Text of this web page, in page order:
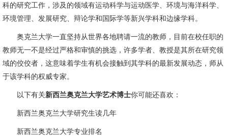
科的研究工作，涉及的领域有运动科学与运动医学、环境与海洋科学、
环境管理、发展研究、辩论学和国际学等新兴学科和边缘学科。
奥克兰大学一直坚持从世界各地聘请一流的教师，目前在校任职的
教师无一不是经过严格和审慎的挑选，许多学者、教授是其所在研究领
域的佼佼者，这意味着学生有机会接触到其学科的最新发展动态，师从
于该学科的权威专家。
以下有关新西兰奥克兰大学艺术博士你可能还喜欢：
新西兰奥克兰大学研究生读几年
新西兰奥克兰大学专业排名